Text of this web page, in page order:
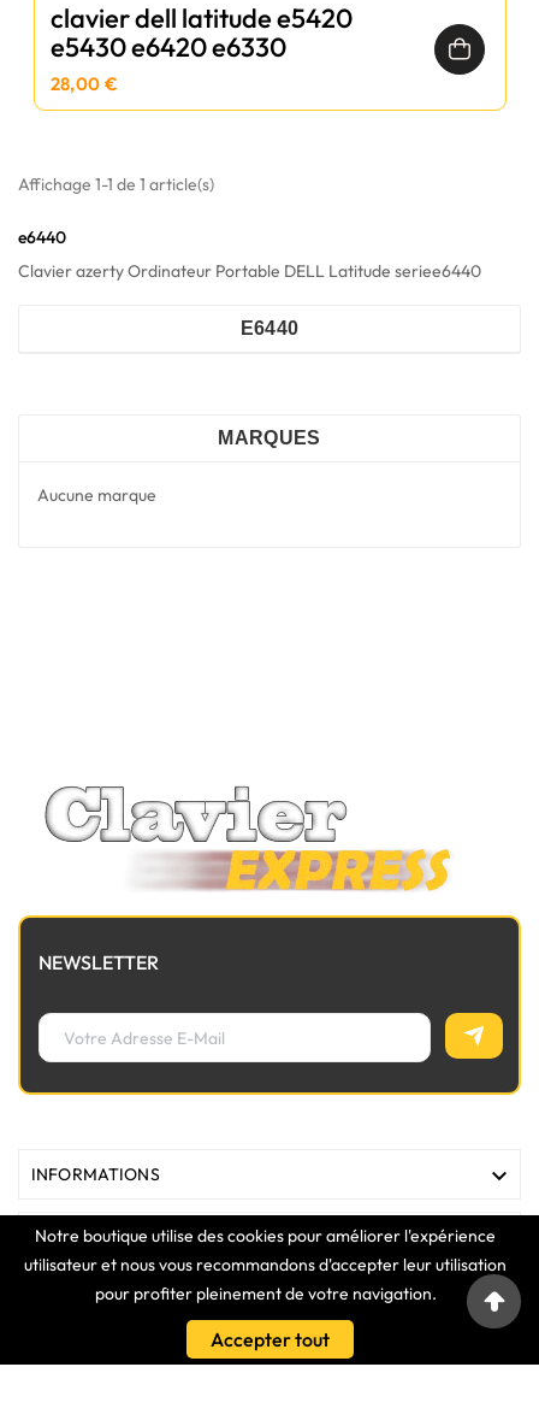
Notre boutique utilise des cookies pour améliorer l'expérience
utilisateur et nous vous recommandons d'accepter leur utilisation
pour profiter pleinement de votre navigation.
Accepter tout
clavier dell latitude e5420
e5430 e6420 e6330
28,00 €
Affichage 1-1 de 1 article(s)
e6440
Clavier azerty Ordinateur Portable DELL Latitude seriee6440
E6440
MARQUES
Aucune marque
NEWSLETTER
INFORMATIONS 
MAGASIN 

VOTRE COMPTE 